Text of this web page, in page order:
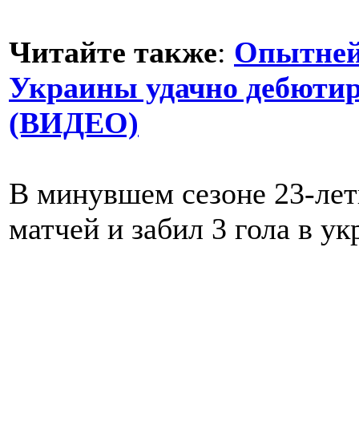
Читайте также:
Украины удачно
(ВИДЕО)
В минувшем сезоне 23-
матчей и забил 3 гола в